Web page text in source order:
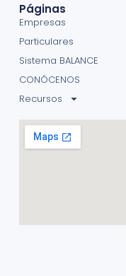
Páginas
Empresas
Particulares
Sistema BALANCE
CONÓCENOS
Recursos